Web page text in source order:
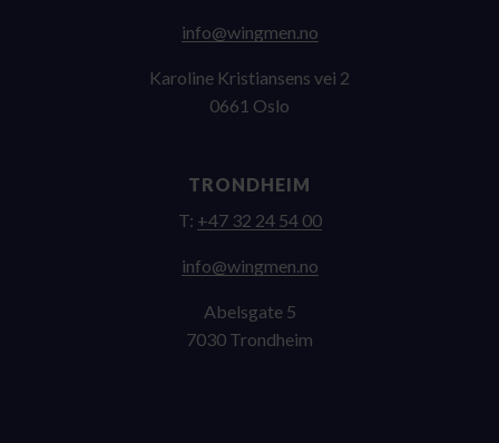
on.nemgniw@ofni
Karoline Kristiansens vei 2
0661 Oslo
TRONDHEIM
T: +47 32 24 54 00
on.nemgniw@ofni
Abelsgate 5
7030 Trondheim